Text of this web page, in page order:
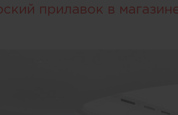
прилавок в